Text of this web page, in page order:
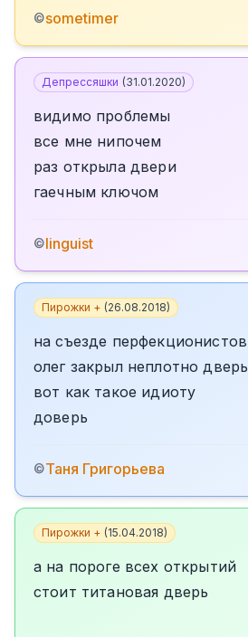
©sometimer
Депрессяшки (31.01.2020)
видимо проблемы
все мне нипочем
раз открыла двери
гаечным ключом
©linguist
Пирожки + (26.08.2018)
на съезде перфекционистов
олег закрыл неплотно дверь
вот как такое идиоту
доверь
©Таня Григорьева
Пирожки + (15.04.2018)
а на пороге всех открытий
стоит титановая дверь